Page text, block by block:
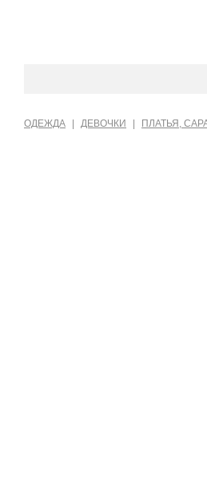
ОДЕЖДА ДЕВОЧКИ ПЛАТЬЯ,